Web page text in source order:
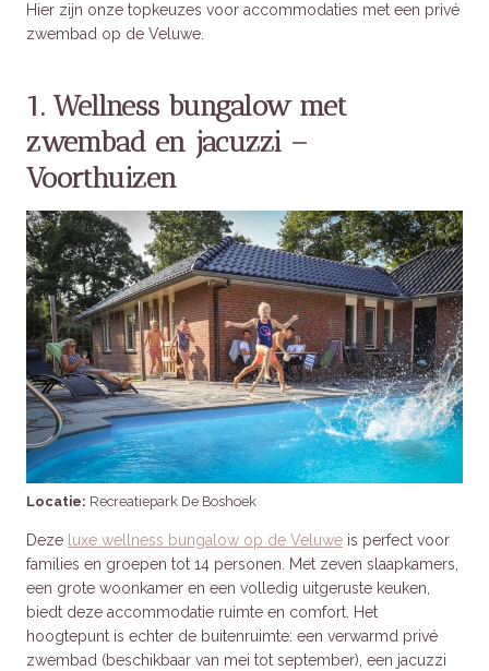
Hier zijn onze topkeuzes voor accommodaties met een privé
zwembad op de Veluwe.
1. Wellness bungalow met
zwembad en jacuzzi –
Voorthuizen
Locatie: Recreatiepark De Boshoek
Deze luxe wellness bungalow op de Veluwe is perfect voor
families en groepen tot 14 personen. Met zeven slaapkamers,
een grote woonkamer en een volledig uitgeruste keuken,
biedt deze accommodatie ruimte en comfort. Het
hoogtepunt is echter de buitenruimte: een verwarmd privé
zwembad (beschikbaar van mei tot september), een jacuzzi